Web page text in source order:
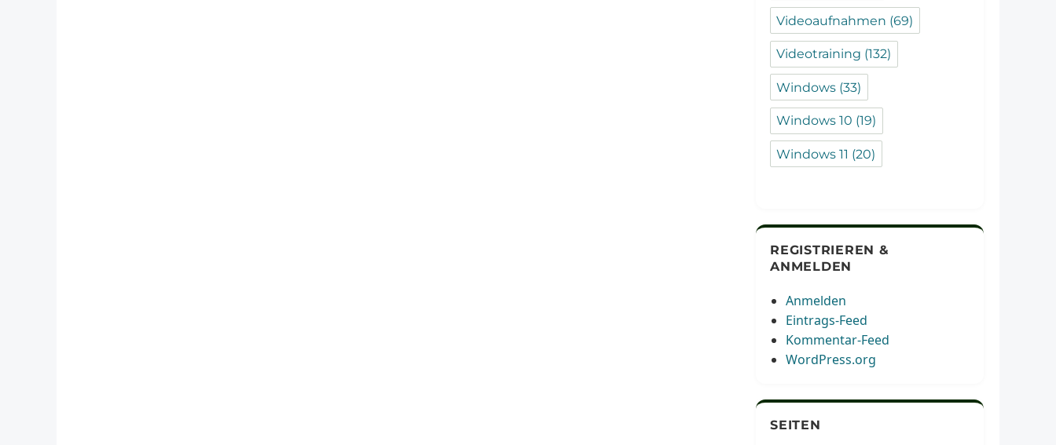
Videoaufnahmen (69)
Videotraining (132)
Windows (33)
Windows 10 (19)
Windows 11 (20)
REGISTRIEREN &
ANMELDEN
Anmelden
Eintrags-Feed
Kommentar-Feed
WordPress.org
SEITEN